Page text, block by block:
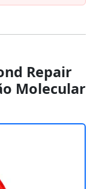
Repair
Molecular